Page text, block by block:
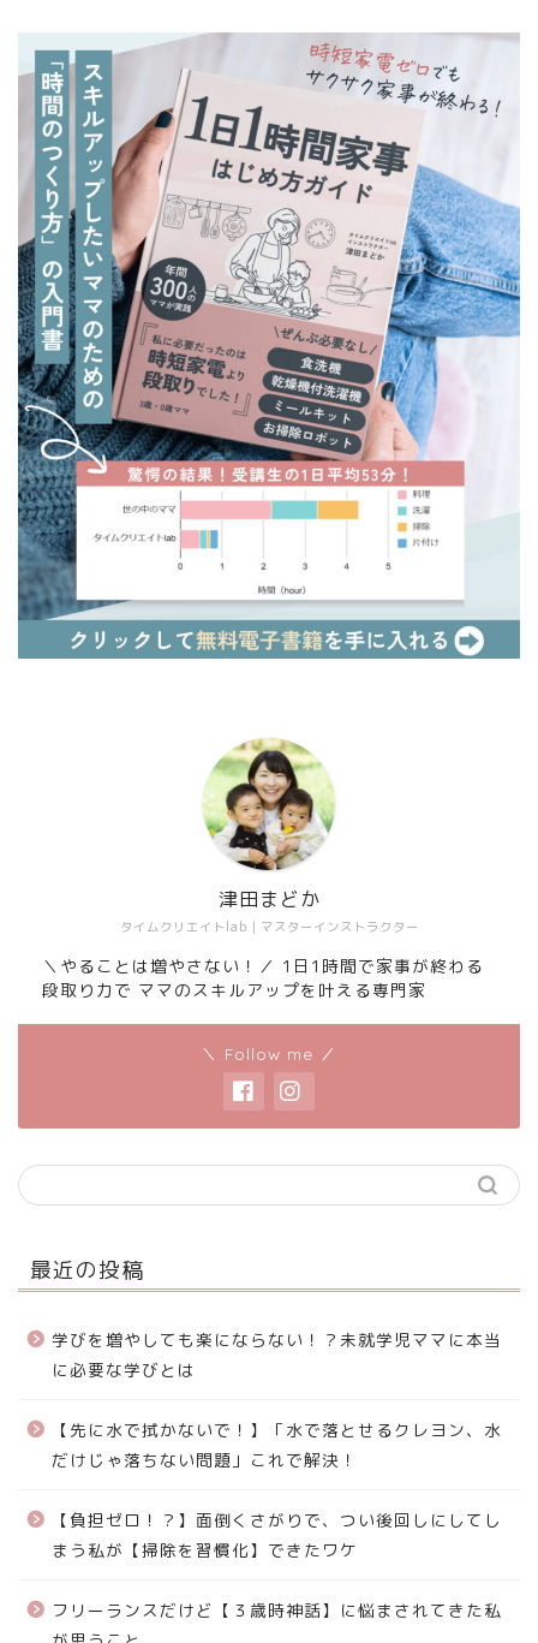
タイムクリエイトlab｜マスターインストラクター
津田まどか
＼やることは増やさない！／ 1日1時間で家事が終わる
段取り力で ママのスキルアップを叶える専門家
＼ Follow me ／
最近の投稿
学びを増やしても楽にならない！？未就学児ママに本当
に必要な学びとは
【先に水で拭かないで！】「水で落とせるクレヨン、水
だけじゃ落ちない問題」これで解決！
【負担ゼロ！？】面倒くさがりで、つい後回しにしてし
まう私が【掃除を習慣化】できたワケ
フリーランスだけど【３歳時神話】に悩まされてきた私